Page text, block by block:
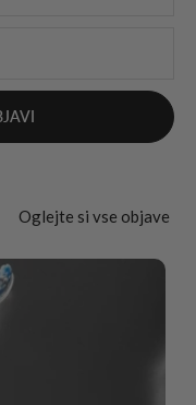
Oglejte si vse objave